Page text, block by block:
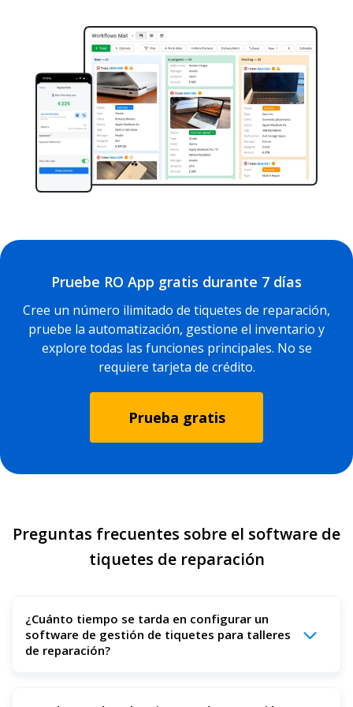
Pruebe RO App gratis durante 7 días
Cree un número ilimitado de tiquetes de reparación,
pruebe la automatización, gestione el inventario y
explore todas las funciones principales. No se
requiere tarjeta de crédito.
Prueba gratis
Preguntas frecuentes sobre el software de
tiquetes de reparación
¿Cuánto tiempo se tarda en configurar un
software de gestión de tiquetes para talleres
de reparación?